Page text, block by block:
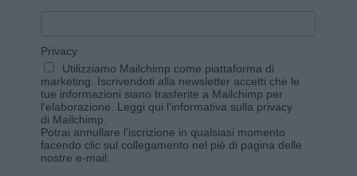
Privacy
Utilizziamo Mailchimp come piattaforma di
marketing. Iscrivendoti alla newsletter accetti che le
tue informazioni siano trasferite a Mailchimp per
l'elaborazione. Leggi qui l'informativa sulla privacy
di Mailchimp.
Potrai annullare l'iscrizione in qualsiasi momento
facendo clic sul collegamento nel piè di pagina delle
nostre e-mail.